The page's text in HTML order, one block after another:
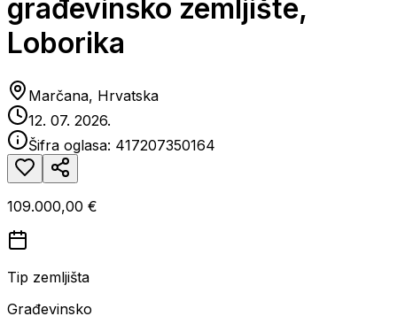
građevinsko zemljište,
Loborika
Marčana, Hrvatska
12. 07. 2026.
Šifra oglasa: 417207350164
109.000,00 €
Tip zemljišta
Građevinsko